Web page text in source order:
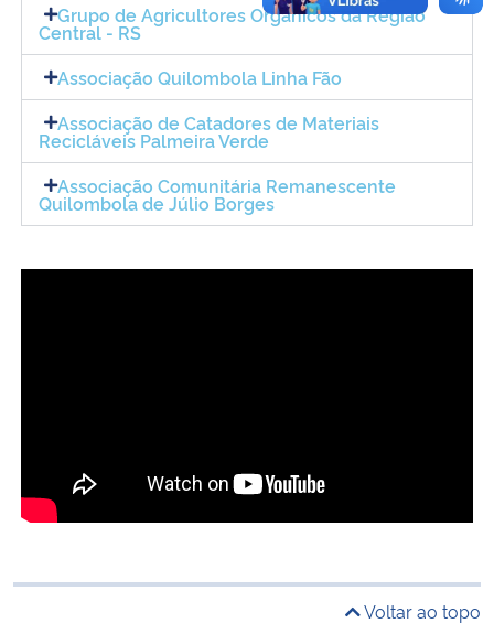
Grupo de Agricultores Orgânicos da Região
Central - RS
Associação Quilombola Linha Fão
Associação de Catadores de Materiais
Recicláveis Palmeira Verde
Associação Comunitária Remanescente
Quilombola de Júlio Borges
Voltar ao topo